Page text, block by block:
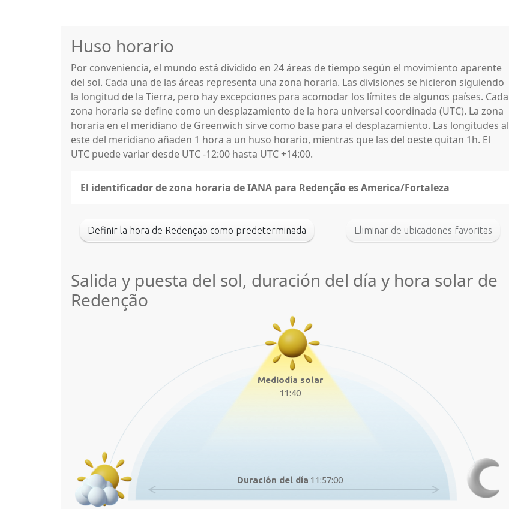
Huso horario
Por conveniencia, el mundo está dividido en 24 áreas de tiempo según el movimiento aparente
del sol. Cada una de las áreas representa una zona horaria. Las divisiones se hicieron siguiendo
la longitud de la Tierra, pero hay excepciones para acomodar los límites de algunos países. Cada
zona horaria se define como un desplazamiento de la hora universal coordinada (UTC). La zona
horaria en el meridiano de Greenwich sirve como base para el desplazamiento. Las longitudes al
este del meridiano añaden 1 hora a un huso horario, mientras que las del oeste quitan 1h. El
UTC puede variar desde UTC -12:00 hasta UTC +14:00.
El identificador de zona horaria de IANA para Redenção es America/Fortaleza
Definir la hora de Redenção como predeterminada Eliminar de ubicaciones favoritas
Salida y puesta del sol, duración del día y hora solar de
Redenção
Mediodía solar
11:40
Duración del día 11:57:00